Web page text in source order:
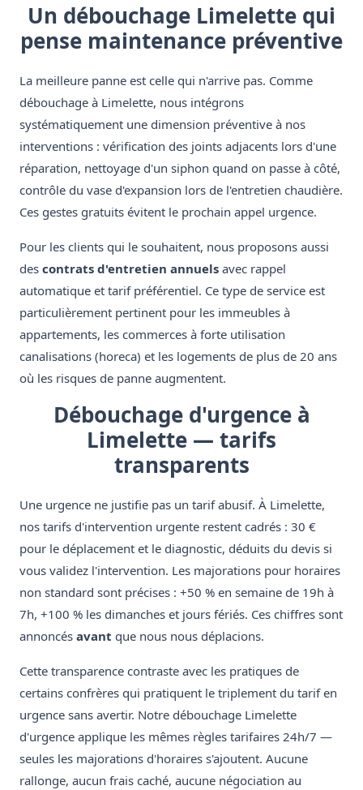
Un débouchage Limelette qui
pense maintenance préventive
La meilleure panne est celle qui n'arrive pas. Comme
débouchage à Limelette, nous intégrons
systématiquement une dimension préventive à nos
interventions : vérification des joints adjacents lors d'une
réparation, nettoyage d'un siphon quand on passe à côté,
contrôle du vase d'expansion lors de l'entretien chaudière.
Ces gestes gratuits évitent le prochain appel urgence.
Pour les clients qui le souhaitent, nous proposons aussi
des contrats d'entretien annuels avec rappel
automatique et tarif préférentiel. Ce type de service est
particulièrement pertinent pour les immeubles à
appartements, les commerces à forte utilisation
canalisations (horeca) et les logements de plus de 20 ans
où les risques de panne augmentent.
Débouchage d'urgence à
Limelette — tarifs
transparents
Une urgence ne justifie pas un tarif abusif. À Limelette,
nos tarifs d'intervention urgente restent cadrés : 30 €
pour le déplacement et le diagnostic, déduits du devis si
vous validez l'intervention. Les majorations pour horaires
non standard sont précises : +50 % en semaine de 19h à
7h, +100 % les dimanches et jours fériés. Ces chiffres sont
annoncés avant que nous nous déplacions.
Cette transparence contraste avec les pratiques de
certains confrères qui pratiquent le triplement du tarif en
urgence sans avertir. Notre débouchage Limelette
d'urgence applique les mêmes règles tarifaires 24h/7 —
seules les majorations d'horaires s'ajoutent. Aucune
rallonge, aucun frais caché, aucune négociation au